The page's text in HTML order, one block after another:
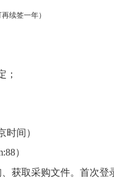
续签一年）
；
时间）
）
获取采购文件。首次登